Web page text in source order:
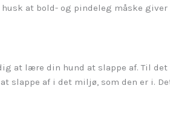
at bold- og pindeleg måske
at lære din hund at slappe af. Til
slappe af i det miljø, som den er i.